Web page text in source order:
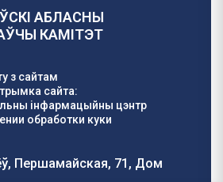
АБЛАСНЫ
КАМІТЭТ
з сайтам
сайта:
інфармацыйны цэнтр
обработки куки
Першамайская, 71, Дом